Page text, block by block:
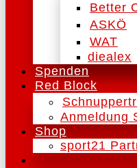
Better
ASKÖ
WAT
diealex
Spenden
Red Block
Anmeldung
Shop
sport21